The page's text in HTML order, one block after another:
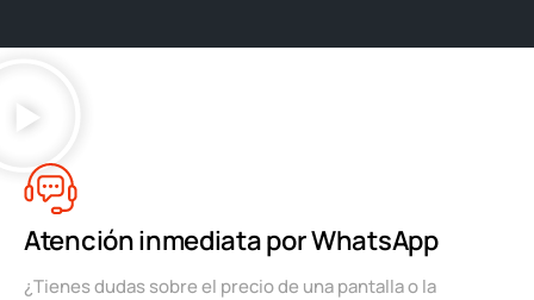
Atención inmediata por WhatsApp
¿Tienes dudas sobre el precio de una pantalla o la